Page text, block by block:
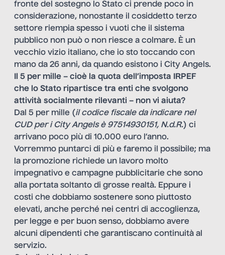
fronte del sostegno lo Stato ci prende poco in
considerazione, nonostante il cosiddetto terzo
settore riempia spesso i vuoti che il sistema
pubblico non può o non riesce a colmare. È un
vecchio vizio italiano, che io sto toccando con
mano da 26 anni, da quando esistono i City Angels.
Il 5 per mille – cioè la quota dell’imposta IRPEF
che lo Stato ripartisce tra enti che svolgono
attività socialmente rilevanti – non vi aiuta?
Dal 5 per mille (il codice fiscale da indicare nel
CUD per i City Angels è 97514930151, N.d.R.) ci
arrivano poco più di 10.000 euro l’anno.
Vorremmo puntarci di più e faremo il possibile; ma
la promozione richiede un lavoro molto
impegnativo e campagne pubblicitarie che sono
alla portata soltanto di grosse realtà. Eppure i
costi che dobbiamo sostenere sono piuttosto
elevati, anche perché nei centri di accoglienza,
per legge e per buon senso, dobbiamo avere
alcuni dipendenti che garantiscano continuità al
servizio.